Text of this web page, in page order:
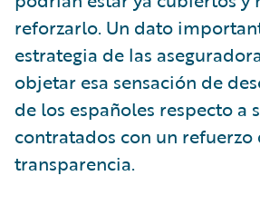
reforzarlo. Un dato
estrategia de las
objetar esa sensación de
de los españoles respecto a
contratados con un refuerzo
transparencia.